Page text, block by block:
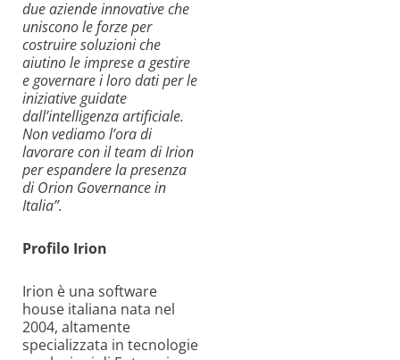
due aziende innovative che
uniscono le forze per
costruire soluzioni che
aiutino le imprese a gestire
e governare i loro dati per le
iniziative guidate
dall’intelligenza artificiale.
Non vediamo l’ora di
lavorare con il team di Irion
per espandere la presenza
di Orion Governance in
Italia”.
Profilo Irion
Irion è una software
house italiana nata nel
2004, altamente
specializzata in tecnologie